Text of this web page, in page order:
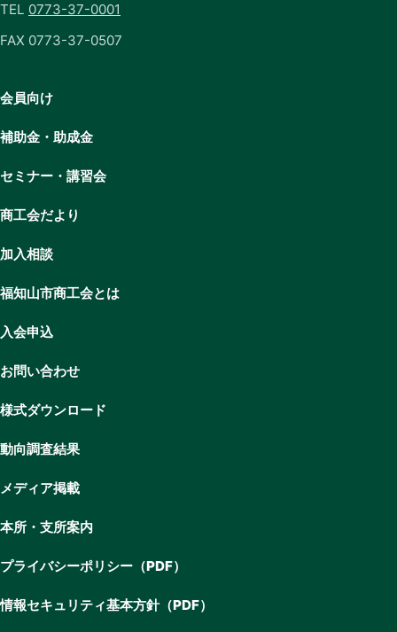
TEL 0773-37-0001
FAX 0773-37-0507
会員向け
補助金・助成金
セミナー・講習会
商工会だより
加入相談
福知山市商工会とは
入会申込
お問い合わせ
様式ダウンロード
動向調査結果
メディア掲載
本所・支所案内
プライバシーポリシー（PDF）
情報セキュリティ基本方針（PDF）